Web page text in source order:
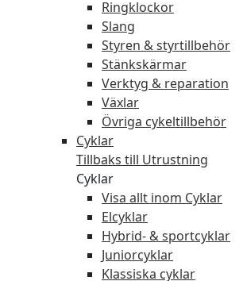
Ringklockor
Slang
Styren & styrtillbehör
Stänkskärmar
Verktyg & reparation
Växlar
Övriga cykeltillbehör
Cyklar
Tillbaks till Utrustning
Cyklar
Visa allt inom Cyklar
Elcyklar
Hybrid- & sportcyklar
Juniorcyklar
Klassiska cyklar